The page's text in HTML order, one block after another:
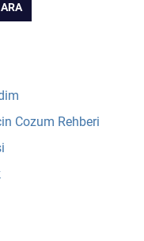
ARA
Cozum Rehberi